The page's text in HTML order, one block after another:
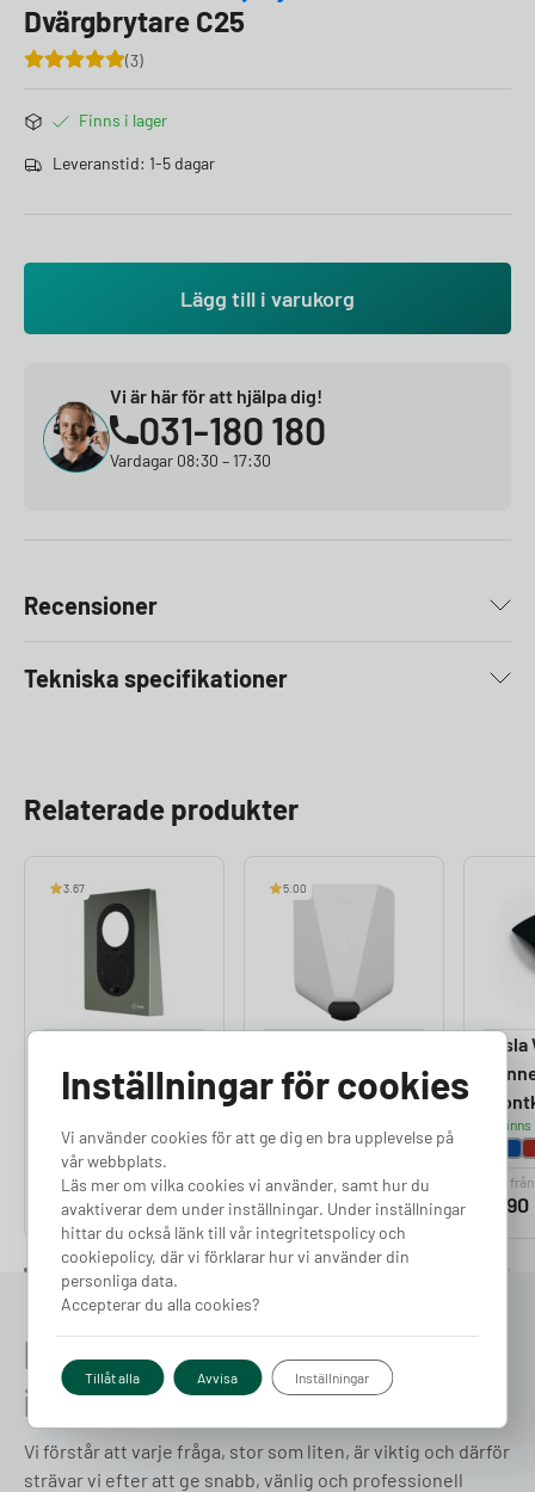
Dvärgbrytare C25
3
Finns i lager
Leveranstid: 1-5 dagar
Lägg till i varukorg
Vi är här för att hjälpa dig!
031-180 180
Vardagar 08:30 – 17:30
Recensioner
Tekniska specifikationer
Relaterade produkter
3.67
Frontkåpa
Finns i lager
Pris från
600kr
5.00
Frontkåpa
Finns i lager
Pris från
600kr
Pris från
1 990
Prata med en expert redan
idag
Vi förstår att varje fråga, stor som liten, är viktig och därför
strävar vi efter att ge snabb, vänlig och professionell
Inställningar för cookies
Vi använder cookies för att ge dig en bra upplevelse på
vår webbplats.
Läs mer om vilka cookies vi använder, samt hur du
avaktiverar dem under inställningar. Under inställningar
hittar du också länk till vår integritetspolicy och
cookiepolicy, där vi förklarar hur vi använder din
personliga data.
Accepterar du alla cookies?
Tillåt alla Avvisa Inställningar